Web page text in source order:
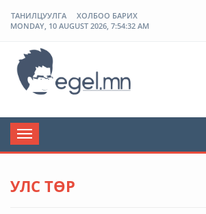
ТАНИЛЦУУЛГА
ХОЛБОО БАРИХ
MONDAY, 10 AUGUST 2026, 7:54:32 AM
Toggle
navigation
УЛС ТӨР